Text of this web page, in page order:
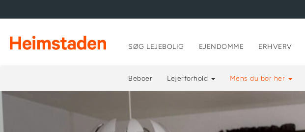
SØG LEJEBOLIG EJENDOMME ERHVERV
Beboer Lejerforhold Mens du bor her